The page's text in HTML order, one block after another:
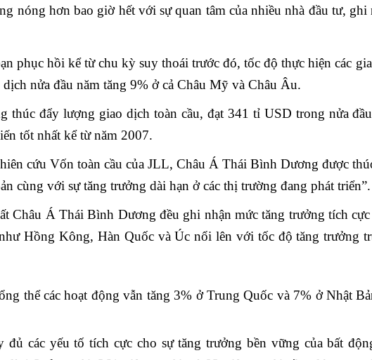
nóng hơn bao giờ hết với sự quan tâm của nhiều nhà đầu tư,
phục hồi kể từ chu kỳ suy thoái trước đó, tốc độ thực hiện các
nửa đầu năm tăng 9% ở cả Châu Mỹ và Châu Âu.
thúc đẩy lượng giao dịch toàn cầu, đạt 341 tỉ USD trong nửa
tốt nhất kể từ năm 2007.
cứu Vốn toàn cầu của JLL, Châu Á Thái Bình Dương được
cùng với sự tăng trưởng dài hạn ở các thị trường đang phát triển”.
Châu Á Thái Bình Dương đều ghi nhận mức tăng trưởng tích
Hồng Kông, Hàn Quốc và Úc nổi lên với tốc độ tăng trưởng
thể các hoạt động vẫn tăng 3% ở Trung Quốc và 7% ở Nhật
các yếu tố tích cực cho sự tăng trưởng bền vững của bất